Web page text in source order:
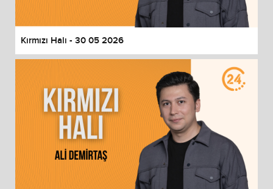
Kırmızı Halı - 30 05 2026